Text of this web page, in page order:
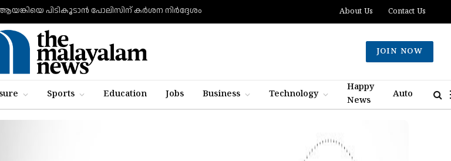
പിടികൂടാന്‍ പോലിസിന് കര്‍ശന നിര്‍ദ്ദേശം About Us Contact Us
JOIN NOW
Sports Education Jobs Business Technology
Happy
News
Auto